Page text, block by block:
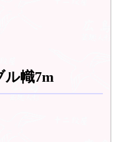
ル幟7m